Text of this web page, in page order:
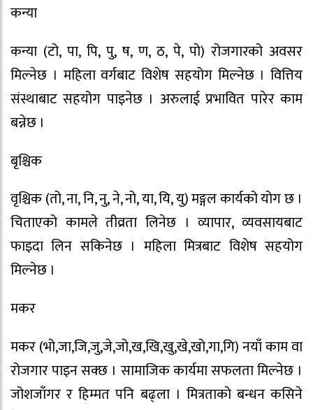
कन्या
कन्या (टो, पा, पि, पु, ष, ण, ठ, पे, पो) रोजगारको अवसर
मिल्नेछ । महिला वर्गबाट विशेष सहयोग मिल्नेछ । वित्तिय
संस्थाबाट सहयोग पाइनेछ । अरुलाई प्रभावित पारेर काम
बन्नेछ ।
बृश्चिक
वृश्चिक (तो, ना, नि, नु, ने, नो, या, यि, यु) मङ्गल कार्यको योग छ ।
चिताएको कामले तीव्रता लिनेछ । व्यापार, व्यवसायबाट
फाइदा लिन सकिनेछ । महिला मित्रबाट विशेष सहयोग
मिल्नेछ ।
मकर
मकर (भो,जा,जि,जु,जे,जो,ख,खि,खु,खे,खो,गा,गि) नयाँ काम वा
रोजगार पाइन सक्छ । सामाजिक कार्यमा सफलता मिल्नेछ ।
जोशजाँगर र हिम्मत पनि बढ्ला । मित्रताको बन्धन कसिने